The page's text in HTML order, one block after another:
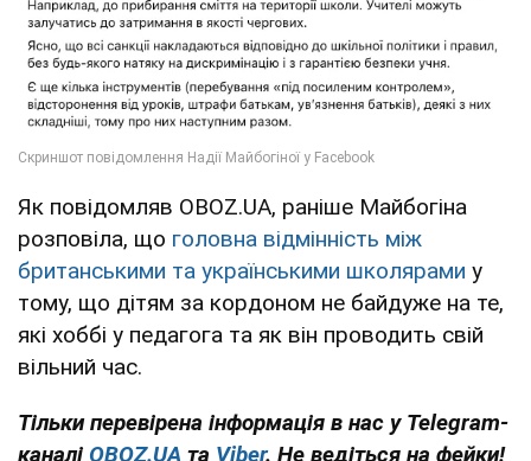
Як повідомляв OBOZ.UA, раніше Майбогіна
розповіла, що головна відмінність між
британськими та українськими школярами у
тому, що дітям за кордоном не байдуже на те,
які хоббі у педагога та як він проводить свій
вільний час.
Тільки перевірена інформація в нас у Telegram-
каналі OBOZ.UA та Viber. Не ведіться на фейки!